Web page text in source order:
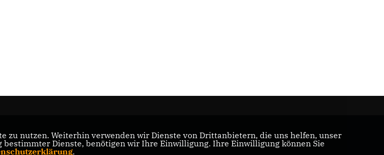
zu nutzen. Weiterhin verwenden wir Dienste von Drittanbietern, die uns helfen, unser
Dienste, benötigen wir Ihre Einwilligung. Ihre Einwilligung können Sie
.